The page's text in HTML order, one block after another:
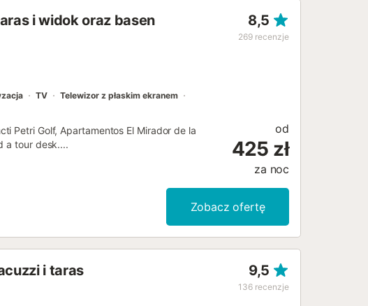
i widok oraz basen 8,5
269 recenzje
TV
Telewizor z płaskim ekranem
Petri Golf, Apartamentos El Mirador de la
a tour desk....
od
425 zł
za noc
Zobacz ofertę
i taras 9,5
136 recenzje